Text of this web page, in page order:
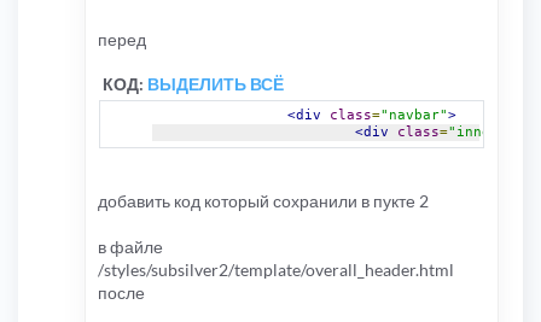
перед
КОД: ВЫДЕЛИТЬ ВСЁ
<div class="navbar">
<div
class="inner"
добавить код который сохранили в пукте 2
в файле
/styles/subsilver2/template/overall_header.html
после